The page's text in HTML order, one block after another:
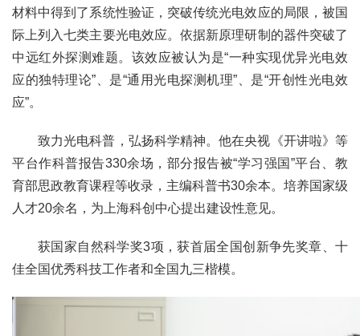
材料中得到了系统性验证，突破传统光电效应的局限，被国
际上列入七类主要光电效应。依据新原理研制的器件突破了
中远红外探测难题。该效应被认为是“一种实现优异光电效
应的独特理论”、是“通用光电探测机理”、是“开创性光电效
应”。
致力光电科普，弘扬科学精神。他在央视《开讲啦》等
平台作科普报告330余场，部分报告被“学习强国”平台、教
育部思政教育课程等收录，主编科普书30余本。培养国家级
人才20余名，为上海科创中心提出建设性意见。
获国家自然科学奖3项，获首届全国创新争先奖章、十
佳全国优秀科技工作者和全国九三楷模。